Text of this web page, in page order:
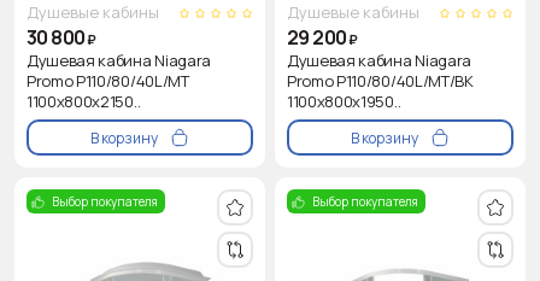
Душевые кабины
30 800₽
Душевая кабина Niagara
Promo P110/80/40L/MT
1100х800х2150..
В корзину
Душевые кабины
29 200₽
Душевая кабина Niagara
Promo P110/80/40L/MT/BK
1100х800х1950..
В корзину
Выбор покупателя Выбор покупателя